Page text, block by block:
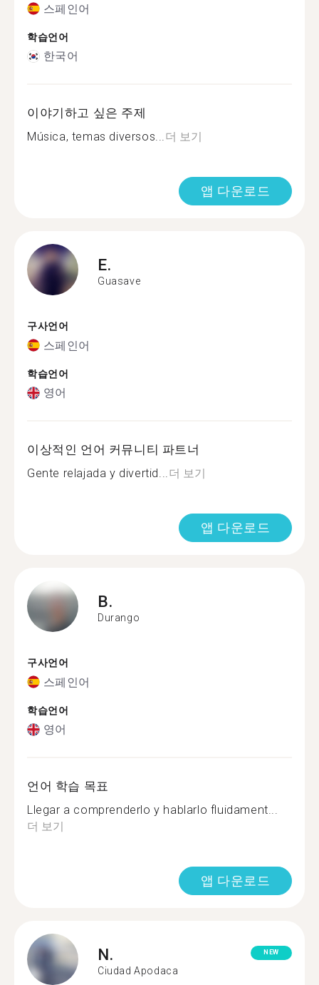
스페인어
학습언어
한국어
이야기하고 싶은 주제
Música, temas diversos...더 보기
앱 다운로드
E.
Guasave
구사언어
스페인어
학습언어
영어
이상적인 언어 커뮤니티 파트너
Gente relajada y divertid...더 보기
앱 다운로드
B.
Durango
구사언어
스페인어
학습언어
영어
언어 학습 목표
Llegar a comprenderlo y hablarlo fluidament...
더 보기
앱 다운로드
N.
Ciudad Apodaca
NEW